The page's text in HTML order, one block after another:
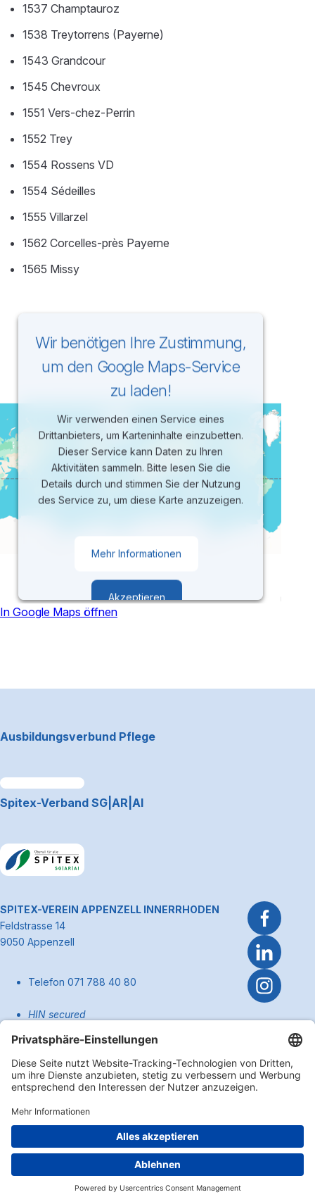
1537 Champtauroz
1538 Treytorrens (Payerne)
1543 Grandcour
1545 Chevroux
1551 Vers-chez-Perrin
1552 Trey
1554 Rossens VD
1554 Sédeilles
1555 Villarzel
1562 Corcelles-près Payerne
1565 Missy
Wir benötigen Ihre Zustimmung,
um den Google Maps-Service
zu laden!
Wir verwenden einen Service eines
Drittanbieters, um Karteninhalte einzubetten.
Dieser Service kann Daten zu Ihren
Aktivitäten sammeln. Bitte lesen Sie die
Details durch und stimmen Sie der Nutzung
des Service zu, um diese Karte anzuzeigen.
Mehr Informationen
Akzeptieren
In Google Maps öffnen
Ausbildungsverbund Pflege
Link zum Premiumpartner: Allianz
Spitex-Verband SG|AR|AI
~Kontaktinformationen
SPITEX-VEREIN APPENZELL INNERRHODEN
Feldstrasse 14
9050 Appenzell
Telefon 071 788 40 80
HIN secured
info@spitexai.ch (allgemein)
Kontakt
Copyright 2026 Spitex-Verein Appenzell Innerrhoden
DisclaimerDatenschutzerklärung